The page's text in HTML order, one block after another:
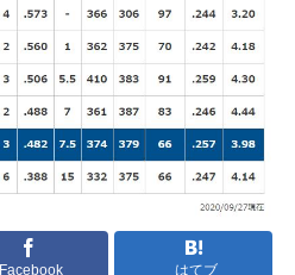
Facebook はてブ